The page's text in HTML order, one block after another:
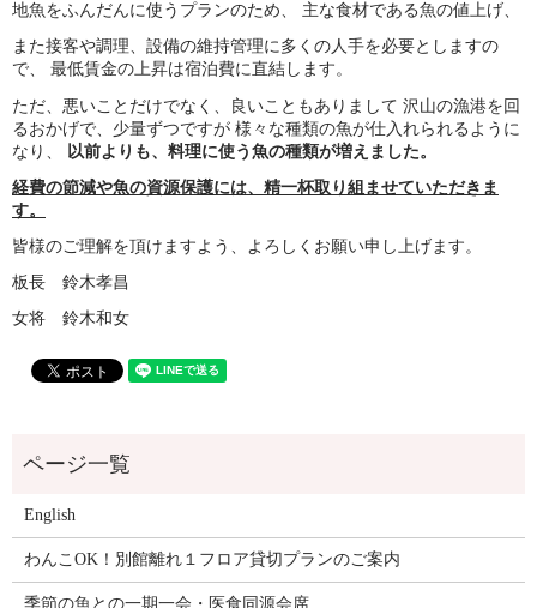
地魚をふんだんに使うプランのため、 主な食材である魚の値上げ、
また接客や調理、設備の維持管理に多くの人手を必要としますの
で、
最低賃金の上昇は宿泊費に直結します。
ただ、悪いことだけでなく、良いこともありまして 沢山の漁港を回
るおかげで、少量ずつですが 様々な種類の魚が仕入れられるように
なり、
以前よりも、料理に使う魚の種類が増えました。
経費の節減や魚の資源保護には、精一杯取り組ませていただきま
す。
皆様のご理解を頂けますよう、よろしくお願い申し上げます。
板長 鈴木孝昌
女将 鈴木和女
English
わんこOK！別館離れ１フロア貸切プランのご案内
季節の魚との一期一会・医食同源会席